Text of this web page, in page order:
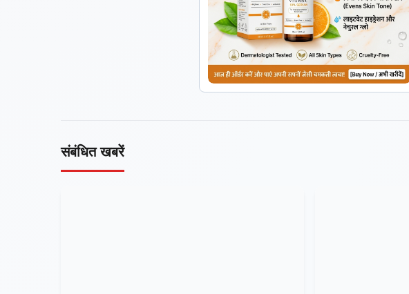
संबंधित खबरें